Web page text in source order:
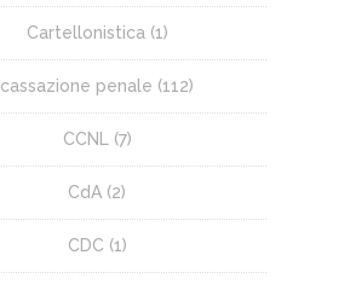
Cartellonistica (1)
cassazione penale (112)
CCNL (7)
CdA (2)
CDC (1)